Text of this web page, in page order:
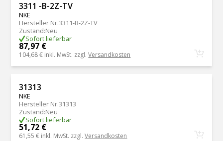
3311 -B-2Z-TV
NKE
Hersteller Nr.3311-B-2Z-TV
Zustand:Neu
Sofort lieferbar
87,97 €
104,68 € inkl. MwSt. zzgl.Versandkosten
31313
NKE
Hersteller Nr.31313
Zustand:Neu
Sofort lieferbar
51,72 €
61,55 € inkl. MwSt. zzgl.Versandkosten